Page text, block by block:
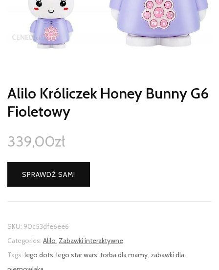
Alilo Króliczek Honey Bunny G6
Fioletowy
339,00zł
SPRAWDŹ SAM!
SKU: 90c53dfe6ee6
Categories: Alilo Zabawki interaktywne
Tags: lego dots lego star wars torba dla mamy zabawki dla